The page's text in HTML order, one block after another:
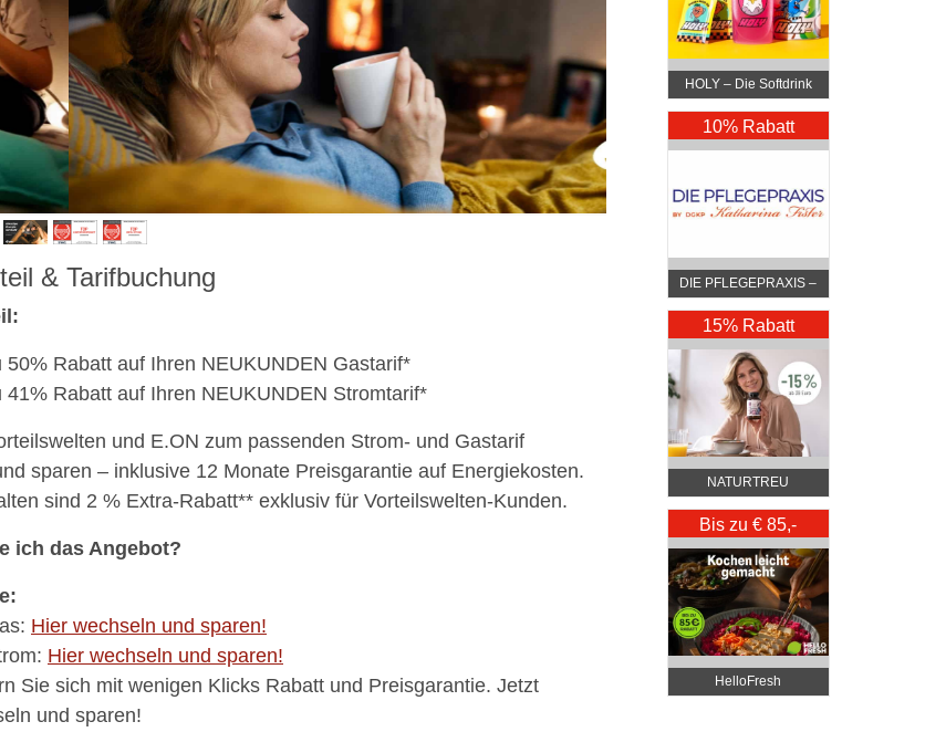
& Tarifbuchung
50% Rabatt auf Ihren NEUKUNDEN Gastarif*
41% Rabatt auf Ihren NEUKUNDEN Stromtarif*
und E.ON zum passenden Strom- und Gastarif
sparen – inklusive 12 Monate Preisgarantie auf Energiekosten.
sind 2 % Extra-Rabatt** exklusiv für Vorteilswelten-Kunden.
ich das Angebot?
Hier wechseln und sparen!
Hier wechseln und sparen!
Sie sich mit wenigen Klicks Rabatt und Preisgarantie. Jetzt
und sparen!
HOLY – Die Softdrink
Revolution
10% Rabatt
DIE PFLEGEPRAXIS –
by DGKP Katharina
Fister
15% Rabatt
NATURTREU
Bis zu € 85,-
Rabatt
HelloFresh